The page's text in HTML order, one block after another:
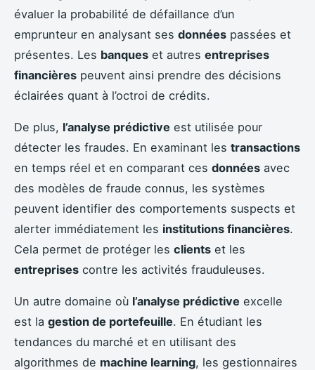
évaluer la probabilité de défaillance d’un
emprunteur en analysant ses données passées et
présentes. Les banques et autres entreprises
financières peuvent ainsi prendre des décisions
éclairées quant à l’octroi de crédits.
De plus, l’analyse prédictive est utilisée pour
détecter les fraudes. En examinant les transactions
en temps réel et en comparant ces données avec
des modèles de fraude connus, les systèmes
peuvent identifier des comportements suspects et
alerter immédiatement les institutions financières.
Cela permet de protéger les clients et les
entreprises contre les activités frauduleuses.
Un autre domaine où l’analyse prédictive excelle
est la gestion de portefeuille. En étudiant les
tendances du marché et en utilisant des
algorithmes de machine learning, les gestionnaires